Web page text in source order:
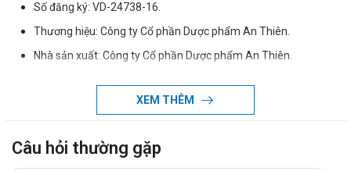
Số đăng ký: VD-24738-16.
Thương hiệu: Công ty Cổ phần Dược phẩm An Thiên.
Nhà sản xuất: Công ty Cổ phần Dược phẩm An Thiên.
Sản xuất tại: Việt Nam.
Thành phần của Anticlor 2mg An Thiên
XEM THÊM
Câu hỏi thường gặp